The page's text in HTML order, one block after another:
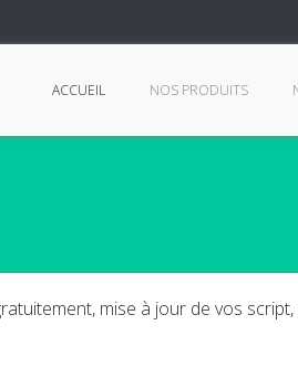
ACCUEIL NOS PRODUITS
mise à jour de vos